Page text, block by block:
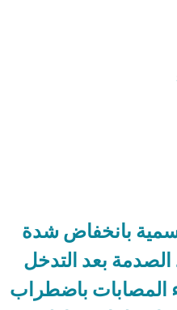
بانخفاض شدة
بعد التدخل
المصابات باضطراب